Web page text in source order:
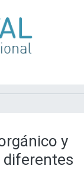
y
diferentes